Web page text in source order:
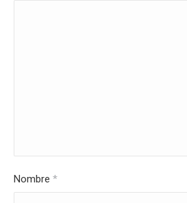
Nombre *